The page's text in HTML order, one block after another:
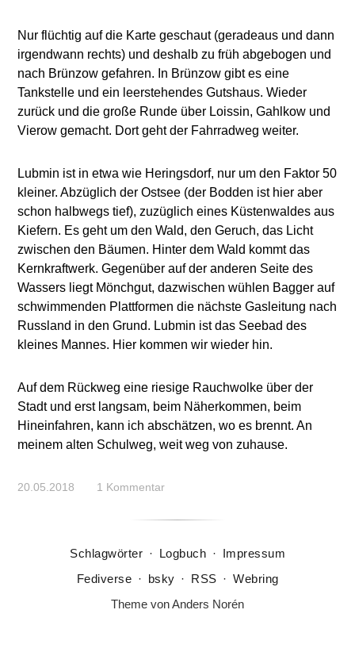
Nur flüchtig auf die Karte geschaut (geradeaus und dann
irgendwann rechts) und deshalb zu früh abgebogen und
nach Brünzow gefahren. In Brünzow gibt es eine
Tankstelle und ein leerstehendes Gutshaus. Wieder
zurück und die große Runde über Loissin, Gahlkow und
Vierow gemacht. Dort geht der Fahrradweg weiter.
Lubmin ist in etwa wie Heringsdorf, nur um den Faktor 50
kleiner. Abzüglich der Ostsee (der Bodden ist hier aber
schon halbwegs tief), zuzüglich eines Küstenwaldes aus
Kiefern. Es geht um den Wald, den Geruch, das Licht
zwischen den Bäumen. Hinter dem Wald kommt das
Kernkraftwerk. Gegenüber auf der anderen Seite des
Wassers liegt Mönchgut, dazwischen wühlen Bagger auf
schwimmenden Plattformen die nächste Gasleitung nach
Russland in den Grund. Lubmin ist das Seebad des
kleines Mannes. Hier kommen wir wieder hin.
Auf dem Rückweg eine riesige Rauchwolke über der
Stadt und erst langsam, beim Näherkommen, beim
Hineinfahren, kann ich abschätzen, wo es brennt. An
meinem alten Schulweg, weit weg von zuhause.
20.05.2018 1 Kommentar
Schlagwörter · Logbuch · Impressum
Fediverse · bsky · RSS · Webring
Theme vonAnders Norén